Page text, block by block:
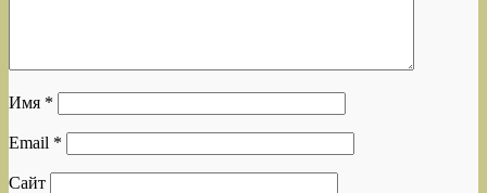
Имя *
Email *
Сайт